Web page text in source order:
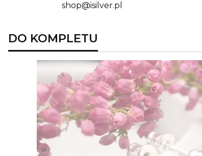
shop@isilver.pl
DO KOMPLETU